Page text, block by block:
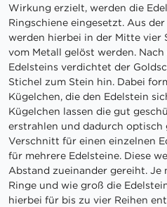
Wirkung erzielt, werden die
Ringschiene eingesetzt. Aus
werden hierbei in der Mitte vier
vom Metall gelöst werden. Nach
Edelsteins verdichtet der
Stichel zum Stein hin. Dabei
Kügelchen, die den Edelstein
Kügelchen lassen die gut
erstrahlen und dadurch
Verschnitt für einen einzelnen
für mehrere Edelsteine. Diese
Abstand zueinander gereiht. Je
Ringe und wie groß die
hierbei für bis zu vier Reihen